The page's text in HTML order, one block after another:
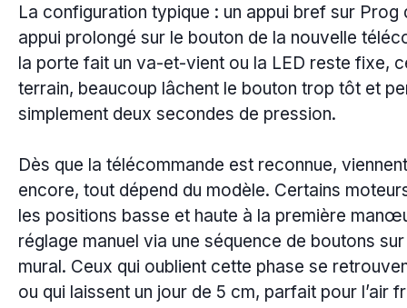
La configuration typique : un appui bref sur Prog
appui prolongé sur le bouton de la nouvelle
la porte fait un va-et-vient ou la LED reste fixe,
terrain, beaucoup lâchent le bouton trop tôt et
simplement deux secondes de pression.
Dès que la télécommande est reconnue,
encore, tout dépend du modèle. Certains
les positions basse et haute à la première
réglage manuel via une séquence de boutons
mural. Ceux qui oublient cette phase se
ou qui laissent un jour de 5 cm, parfait pour l’air